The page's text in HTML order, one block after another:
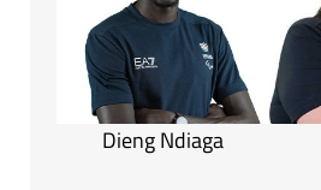
Dieng Ndiaga